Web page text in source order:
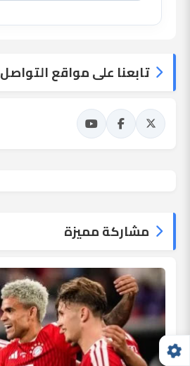
تابعنا على مواقع التواصل
مشاركة مميزة